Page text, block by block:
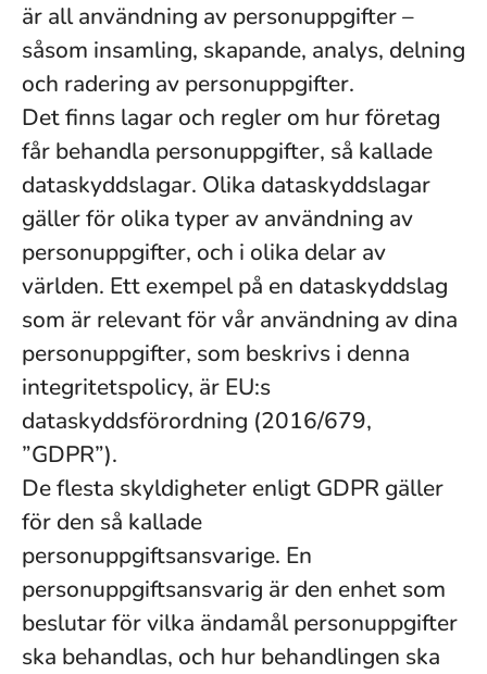
är all användning av personuppgifter –
såsom insamling, skapande, analys, delning
och radering av personuppgifter.
Det finns lagar och regler om hur företag
får behandla personuppgifter, så kallade
dataskyddslagar. Olika dataskyddslagar
gäller för olika typer av användning av
personuppgifter, och i olika delar av
världen. Ett exempel på en dataskyddslag
som är relevant för vår användning av dina
personuppgifter, som beskrivs i denna
integritetspolicy, är EU:s
dataskyddsförordning (2016/679,
”GDPR”).
De flesta skyldigheter enligt GDPR gäller
för den så kallade
personuppgiftsansvarige. En
personuppgiftsansvarig är den enhet som
beslutar för vilka ändamål personuppgifter
ska behandlas, och hur behandlingen ska